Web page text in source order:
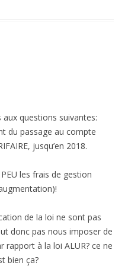
questions suivantes:
du passage au compte
jusqu’en 2018.
les frais de gestion
de la loi ne sont pas
donc pas nous imposer de
à la loi ALUR? ce ne
bien ça?